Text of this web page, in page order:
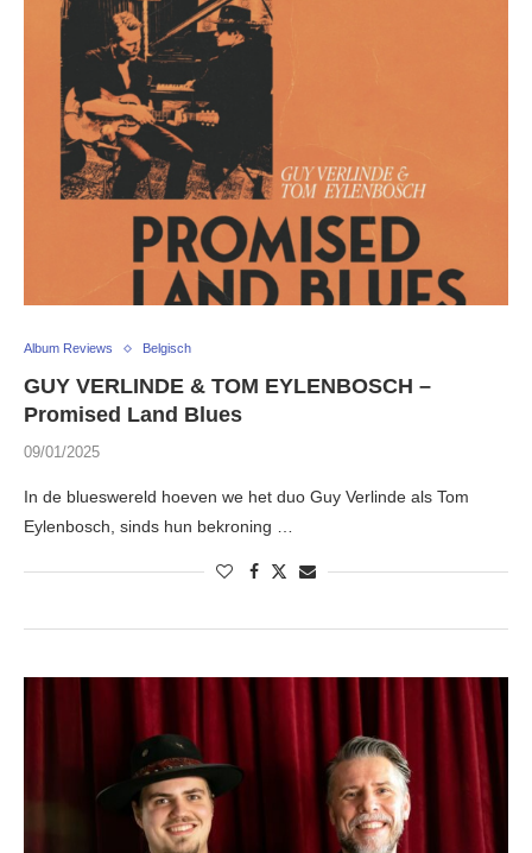
Album Reviews Belgisch
GUY VERLINDE & TOM EYLENBOSCH –
Promised Land Blues
09/01/2025
In de blueswereld hoeven we het duo Guy Verlinde als Tom
Eylenbosch, sinds hun bekroning …